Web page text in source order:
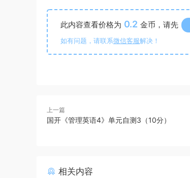
此内容查看价格为 0.2 金币，请先
如有问题，请联系微信客服解决！
上一篇
国开《管理英语4》单元自测3（10分）
相关内容